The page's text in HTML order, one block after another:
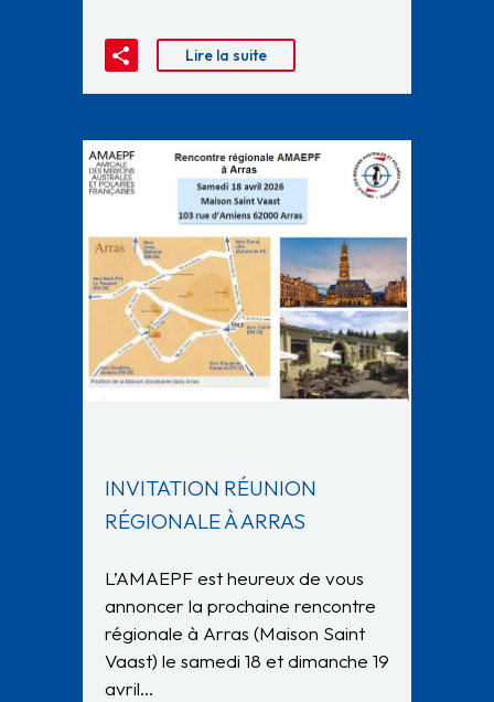
Lire la suite
INVITATION RÉUNION
RÉGIONALE À ARRAS
L’AMAEPF est heureux de vous
annoncer la prochaine rencontre
régionale à Arras (Maison Saint
Vaast) le samedi 18 et dimanche 19
avril…